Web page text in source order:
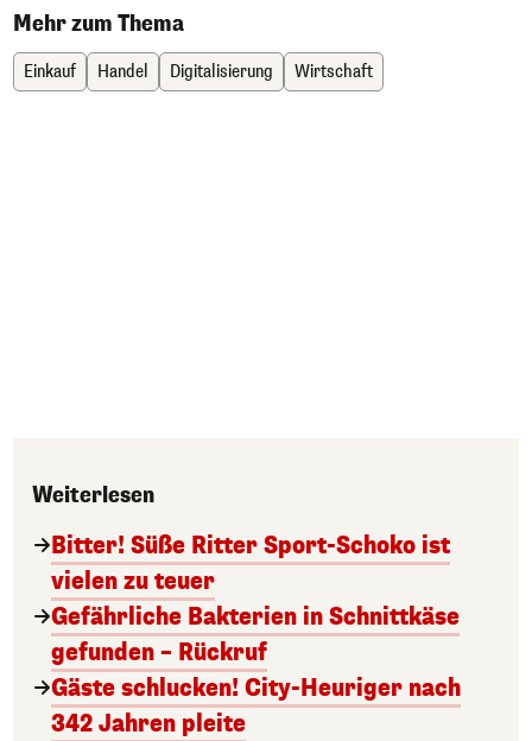
Mehr zum Thema
Einkauf Handel Digitalisierung Wirtschaft
Weiterlesen
Bitter! Süße Ritter Sport-Schoko ist
vielen zu teuer
Gefährliche Bakterien in Schnittkäse
gefunden – Rückruf
Gäste schlucken! City-Heuriger nach
342 Jahren pleite